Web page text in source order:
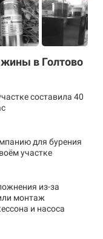
в Голтово
составила 40
для бурения
участке
из-за
монтаж
и насоса